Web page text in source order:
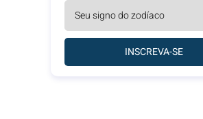
INSCREVA-SE